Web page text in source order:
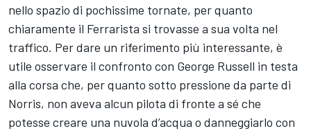
nello spazio di pochissime tornate, per quanto
chiaramente il Ferrarista si trovasse a sua volta nel
traffico. Per dare un riferimento più interessante, è
utile osservare il confronto con George Russell in testa
alla corsa che, per quanto sotto pressione da parte di
Norris, non aveva alcun pilota di fronte a sé che
potesse creare una nuvola d’acqua o danneggiarlo con